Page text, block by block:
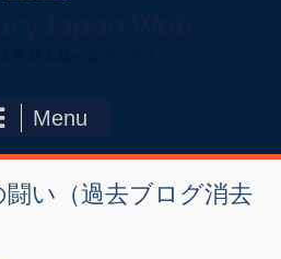
Menu
い（過去ブログ消去